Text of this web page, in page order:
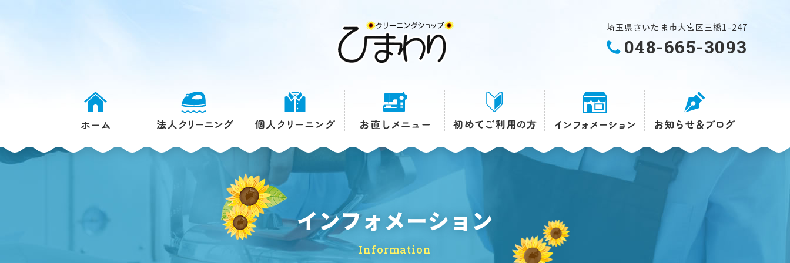
埼玉県さいたま市大宮区三橋1-247
048-665-3093
インフォメーション
Information